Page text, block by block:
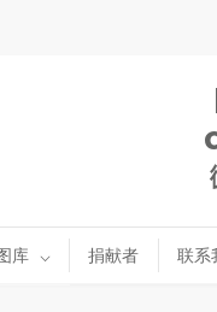
库 捐献者 联系